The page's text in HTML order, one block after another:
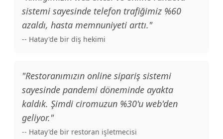
sistemi sayesinde telefon trafiğimiz %60
azaldı, hasta memnuniyeti arttı."
-- Hatay'de bir diş hekimi
"Restoranımızın online sipariş sistemi
sayesinde pandemi döneminde ayakta
kaldık. Şimdi ciromuzun %30'u web'den
geliyor."
-- Hatay'de bir restoran işletmecisi